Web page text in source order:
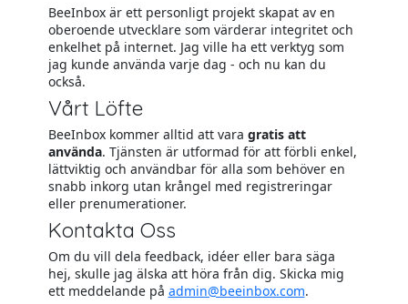
BeeInbox är ett personligt projekt skapat av en
oberoende utvecklare som värderar integritet och
enkelhet på internet. Jag ville ha ett verktyg som
jag kunde använda varje dag - och nu kan du
också.
Vårt Löfte
BeeInbox kommer alltid att vara gratis att
använda. Tjänsten är utformad för att förbli enkel,
lättviktig och användbar för alla som behöver en
snabb inkorg utan krångel med registreringar
eller prenumerationer.
Kontakta Oss
Om du vill dela feedback, idéer eller bara säga
hej, skulle jag älska att höra från dig. Skicka mig
ett meddelande på admin@beeinbox.com.